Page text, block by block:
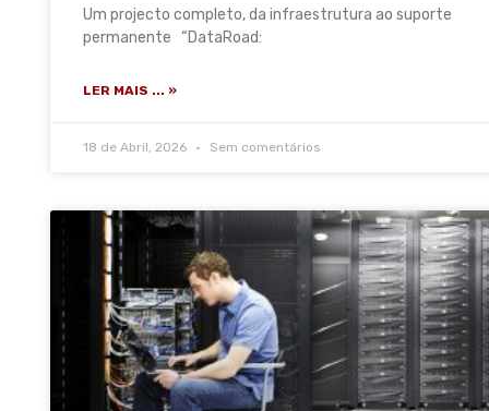
Um projecto completo, da infraestrutura ao suporte
permanente “DataRoad:
LER MAIS ... »
18 de Abril, 2026 Sem comentários